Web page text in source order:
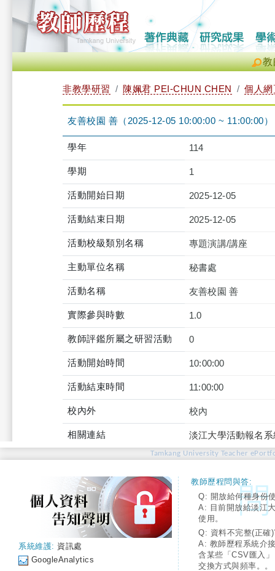
教
非教學研習 陳姵君 PEI-CHUN CHEN 個人網
友善校園 善（2025-12-05 10:00:00 ~ 11:00:00）
學年 114
學期 1
活動開始日期 2025-12-05
活動結束日期 2025-12-05
活動校級類別名稱 專題演講/講座
主動單位名稱 秘書處
活動名稱 友善校園 善
實際參與時數 1.0
教師評鑑所屬之研習活動 0
活動開始時間 10:00:00
活動結束時間 11:00:00
校內外 校內
相關連結 淡江大學活動報名
Tamkang University Teacher
系統維護: 資訊處
GoogleAnalytics
教師歷程問與答:
Q: 開放給何種身份
A: 目前開放給淡江
使用。
Q: 資料不完整(正確
A: 教師歷程系統介
含某些「CSV匯入
交換方式與頻率。。